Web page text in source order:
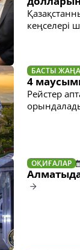
кеңселері
БАСТЫ
4
Рейстер
ОҚИҒАЛАР